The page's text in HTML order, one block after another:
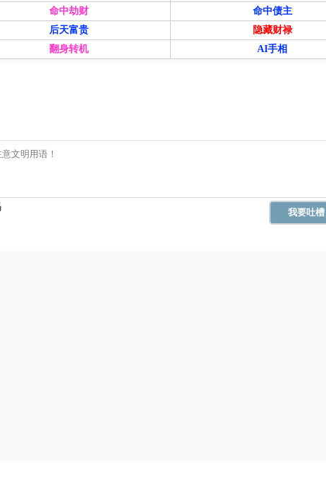
命中劫财
命中债主
后天富贵
隐藏财禄
翻身转机 AI手相